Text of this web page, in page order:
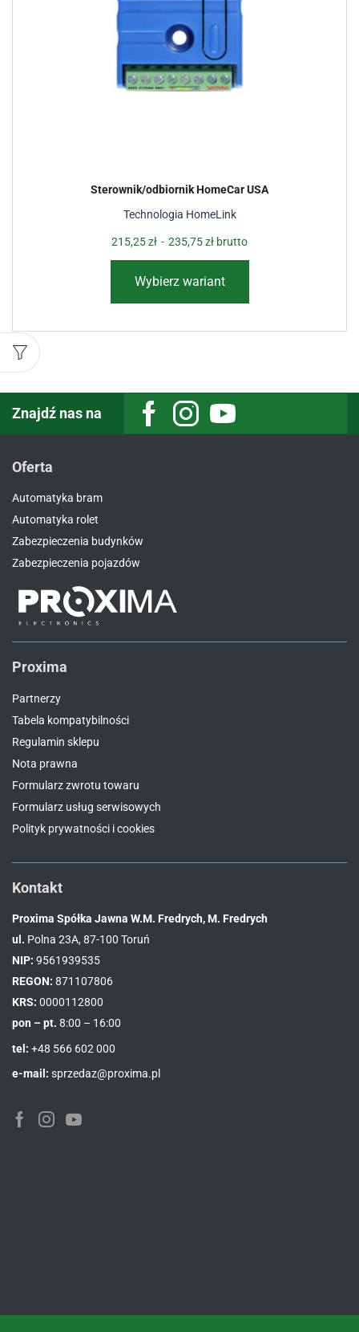
Technologia HomeLink
Sterownik/odbiornik HomeCar USA
215,25zł - 235,75zł brutto
Wybierz wariant
Znajdź nas na FacebookInstagramYoutube
Oferta
Automatyka bram
Automatyka rolet
Zabezpieczenia budynków
Zabezpieczenia pojazdów
Proxima
Partnerzy
Tabela kompatybilności
Regulamin sklepu
Nota prawna
Formularz zwrotu towaru
Formularz usług serwisowych
Polityk prywatności i cookies
Kontakt
Proxima Spółka Jawna W.M. Fredrych, M. Fredrych
ul. Polna 23A, 87-100 Toruń
NIP: 9561939535
REGON: 871107806
KRS: 0000112800
pon – pt. 8:00 – 16:00
tel: +48 566 602 000
e-mail: sprzedaz@proxima.pl
FacebookInstagramYoutube